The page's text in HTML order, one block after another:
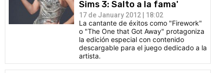
Sims 3: Salto a la fama'
17 de January 2012 | 18:02
La cantante de éxitos como "Firework"
o "The One that Got Away" protagoniza
la edición especial con contenido
descargable para el juego dedicado a la
artista.